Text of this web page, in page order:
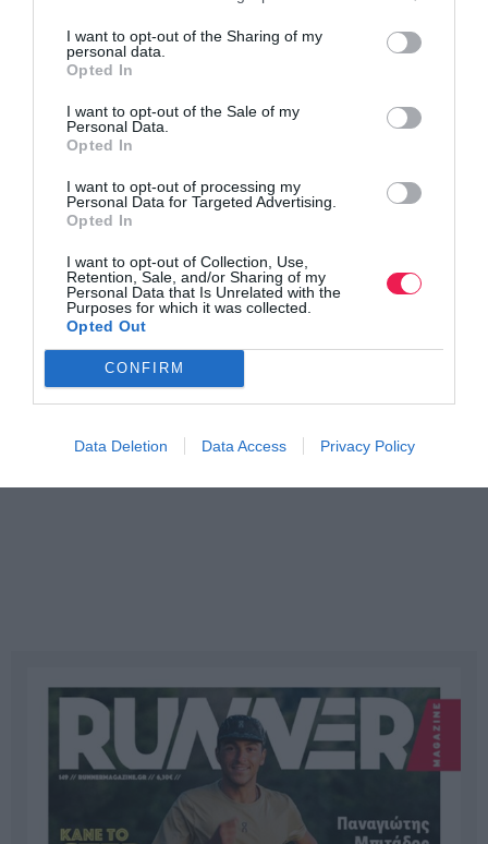
I want to opt-out of the Sharing of my
personal data.
Opted In
I want to opt-out of the Sale of my
Personal Data.
Opted In
I want to opt-out of processing my
Personal Data for Targeted Advertising.
Opted In
I want to opt-out of Collection, Use,
Retention, Sale, and/or Sharing of my
Personal Data that Is Unrelated with the
Purposes for which it was collected.
Opted Out
CONFIRM
Data Deletion Data Access Privacy Policy